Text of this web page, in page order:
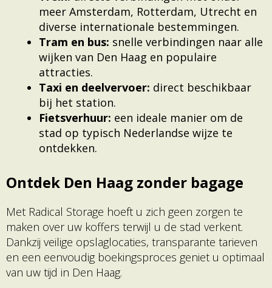
meer Amsterdam, Rotterdam, Utrecht en
diverse internationale bestemmingen.
Tram en bus: snelle verbindingen naar alle
wijken van Den Haag en populaire
attracties.
Taxi en deelvervoer: direct beschikbaar
bij het station.
Fietsverhuur: een ideale manier om de
stad op typisch Nederlandse wijze te
ontdekken.
Ontdek Den Haag zonder bagage
Met Radical Storage hoeft u zich geen zorgen te
maken over uw koffers terwijl u de stad verkent.
Dankzij veilige opslaglocaties, transparante tarieven
en een eenvoudig boekingsproces geniet u optimaal
van uw tijd in Den Haag.